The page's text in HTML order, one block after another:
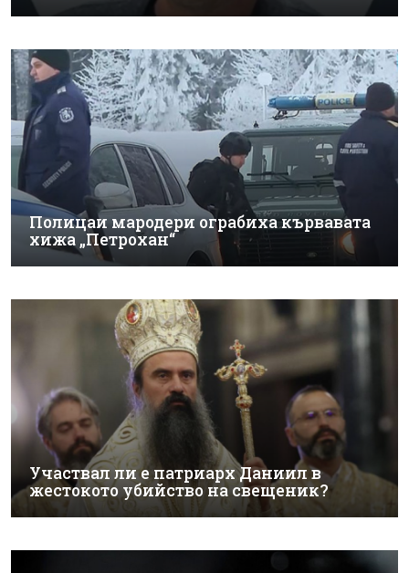
Полицаи мародери ограбиха кървавата
хижа „Петрохан“
Участвал ли е патриарх Даниил в
жестокото убийство на свещеник?